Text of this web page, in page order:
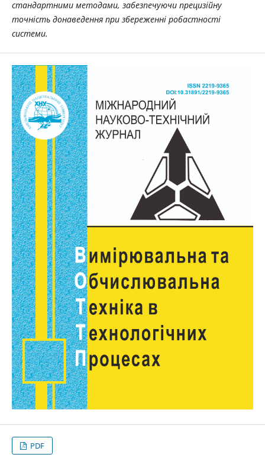
стандартними методами, забезпечуючи прецизійну
точність донаведення при збереженні робастності
системи.
PDF